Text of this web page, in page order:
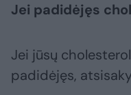
Jei padidėjęs
Jei jūsų
padidėjęs,